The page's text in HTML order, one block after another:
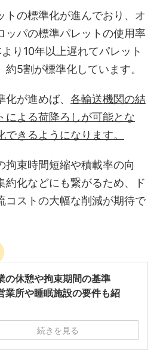
トの標準化が進んでおり、オ
ッパの標準パレットの使用率
り10年以上遅れてパレット
5割が標準化しています。
が進めば、 各輸送機関の結
による荷降ろしが可能とな
きるようになります。
拘束時間短縮や積載率の向
約化などにも繋がるため、ド
コストの大幅な削減が期待で
の休憩や拘束期間の基準
業所や睡眠施設の要件も紹
続きを見る